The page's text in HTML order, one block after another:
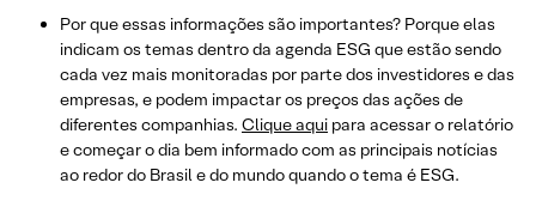
Por que essas informações são importantes? Porque elas
indicam os temas dentro da agenda ESG que estão sendo
cada vez mais monitoradas por parte dos investidores e das
empresas, e podem impactar os preços das ações de
diferentes companhias. Clique aqui para acessar o relatório
e começar o dia bem informado com as principais notícias
ao redor do Brasil e do mundo quando o tema é ESG.